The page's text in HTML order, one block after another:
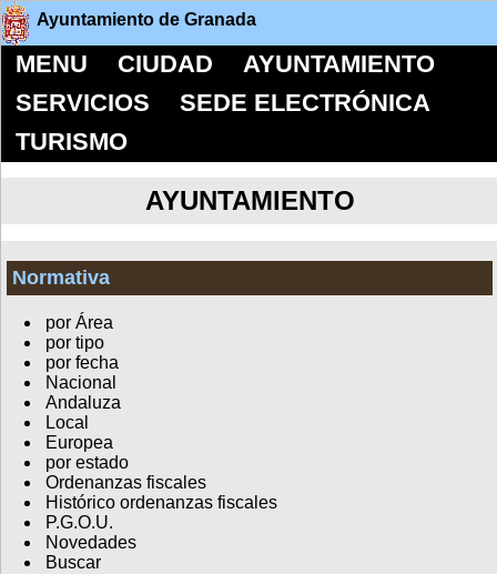
Ayuntamiento de Granada
MENU CIUDAD
AYUNTAMIENTO
SERVICIOS
SEDE ELECTRÓNICA
TURISMO
AYUNTAMIENTO
Normativa
por Área
por tipo
por fecha
Nacional
Andaluza
Local
Europea
por estado
Ordenanzas fiscales
Histórico ordenanzas fiscales
P.G.O.U.
Novedades
Buscar